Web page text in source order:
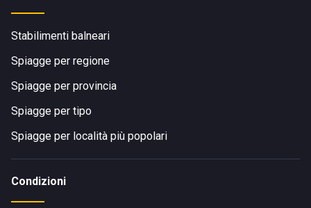
Stabilimenti balneari
Spiagge per regione
Spiagge per provincia
Spiagge per tipo
Spiagge per località più popolari
Condizioni